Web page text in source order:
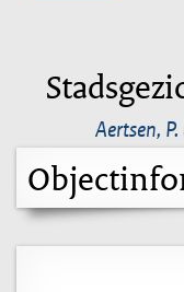
Aertsen, P.